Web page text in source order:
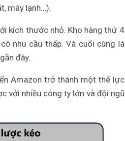
máy lạnh…).
kích thước nhỏ. Kho hàng thứ 4
nhu cầu thấp. Và cuối cùng là
đây.
Amazon trở thành một thế lực
với nhiều công ty lớn và đội ngũ